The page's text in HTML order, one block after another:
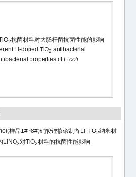
2抗菌材料对大肠杆菌抗菌性能的影响
Li-doped TiO2 antibacterial
properties ofE.coli
样品1#~8#)硝酸锂掺杂制备Li-TiO2纳米材
LiNO3对TiO2材料的抗菌性能影响.